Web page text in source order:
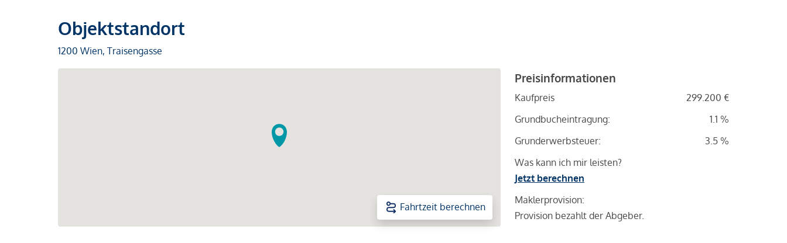
Objektstandort
1200 Wien, Traisengasse
Fahrtzeit berechnen
Preisinformationen
Kaufpreis
299.200 €
Grundbucheintragung:
1.1 %
Grunderwerbsteuer:
3.5 %
Was kann ich mir leisten?
Jetzt berechnen
Maklerprovision:
Provision bezahlt der Abgeber.